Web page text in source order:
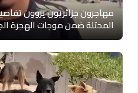
مهاجرون جزائريون يروون
المحتلة ضمن موجات الهجرة